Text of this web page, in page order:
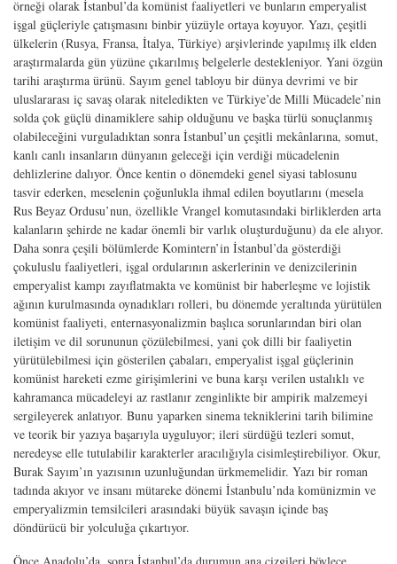
örneği olarak İstanbul’da komünist faaliyetleri ve bunların emperyalist
işgal güçleriyle çatışmasını binbir yüzüyle ortaya koyuyor. Yazı, çeşitli
ülkelerin (Rusya, Fransa, İtalya, Türkiye) arşivlerinde yapılmış ilk elden
araştırmalarda gün yüzüne çıkarılmış belgelerle destekleniyor. Yani özgün
tarihi araştırma ürünü. Sayım genel tabloyu bir dünya devrimi ve bir
uluslararası iç savaş olarak niteledikten ve Türkiye’de Milli Mücadele’nin
solda çok güçlü dinamiklere sahip olduğunu ve başka türlü sonuçlanmış
olabileceğini vurguladıktan sonra İstanbul’un çeşitli mekânlarına, somut,
kanlı canlı insanların dünyanın geleceği için verdiği mücadelenin
dehlizlerine dalıyor. Önce kentin o dönemdeki genel siyasi tablosunu
tasvir ederken, meselenin çoğunlukla ihmal edilen boyutlarını (mesela
Rus Beyaz Ordusu’nun, özellikle Vrangel komutasındaki birliklerden arta
kalanların şehirde ne kadar önemli bir varlık oluşturduğunu) da ele alıyor.
Daha sonra çeşili bölümlerde Komintern’in İstanbul’da gösterdiği
çokuluslu faaliyetleri, işgal ordularının askerlerinin ve denizcilerinin
emperyalist kampı zayıflatmakta ve komünist bir haberleşme ve lojistik
ağının kurulmasında oynadıkları rolleri, bu dönemde yeraltında yürütülen
komünist faaliyeti, enternasyonalizmin başlıca sorunlarından biri olan
iletişim ve dil sorununun çözülebilmesi, yani çok dilli bir faaliyetin
yürütülebilmesi için gösterilen çabaları, emperyalist işgal güçlerinin
komünist hareketi ezme girişimlerini ve buna karşı verilen ustalıklı ve
kahramanca mücadeleyi az rastlanır zenginlikte bir ampirik malzemeyi
sergileyerek anlatıyor. Bunu yaparken sinema tekniklerini tarih bilimine
ve teorik bir yazıya başarıyla uyguluyor; ileri sürdüğü tezleri somut,
neredeyse elle tutulabilir karakterler aracılığıyla cisimleştirebiliyor. Okur,
Burak Sayım’ın yazısının uzunluğundan ürkmemelidir. Yazı bir roman
tadında akıyor ve insanı mütareke dönemi İstanbulu’nda komünizmin ve
emperyalizmin temsilcileri arasındaki büyük savaşın içinde baş
döndürücü bir yolculuğa çıkartıyor.
Önce Anadolu’da, sonra İstanbul’da durumun ana çizgileri böylece